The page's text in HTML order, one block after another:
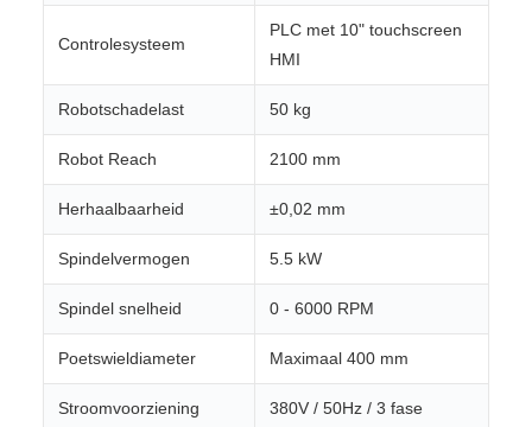
Controlesysteem
PLC met 10" touchscreen
HMI
Robotschadelast 50 kg
Robot Reach 2100 mm
Herhaalbaarheid ±0,02 mm
Spindelvermogen 5.5 kW
Spindel snelheid 0 - 6000 RPM
Poetswieldiameter Maximaal 400 mm
Stroomvoorziening 380V / 50Hz / 3 fase